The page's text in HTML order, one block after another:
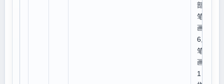
部外
笔
画:
6,总
笔
画:1
1